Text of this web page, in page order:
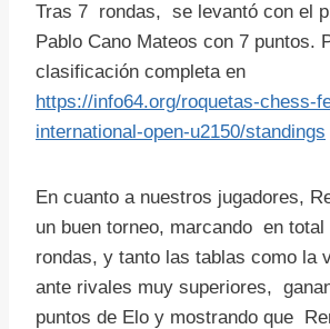
Tras 7 rondas, se levantó con el
Pablo Cano Mateos con 7 puntos.
clasificación completa en
https://info64.org/roquetas-chess-
international-open-u2150/standings
En cuanto a nuestros jugadores,
un buen torneo, marcando en total
rondas, y tanto las tablas como la
ante rivales muy superiores,
puntos de Elo y mostrando que